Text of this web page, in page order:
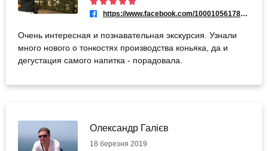
https://www.facebook.com/100010561787125
Очень интересная и познавательная экскурсия. Узнали
много нового о тонкостях производства коньяка, да и
дегустация самого напитка - порадовала.
Олександр Галієв
18 березня 2019